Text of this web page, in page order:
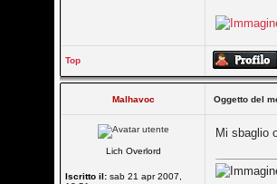
Top
Malhavoc Oggetto del
Lich Overlord
Iscritto il: sab 21 apr 2007,
Mi sbaglio